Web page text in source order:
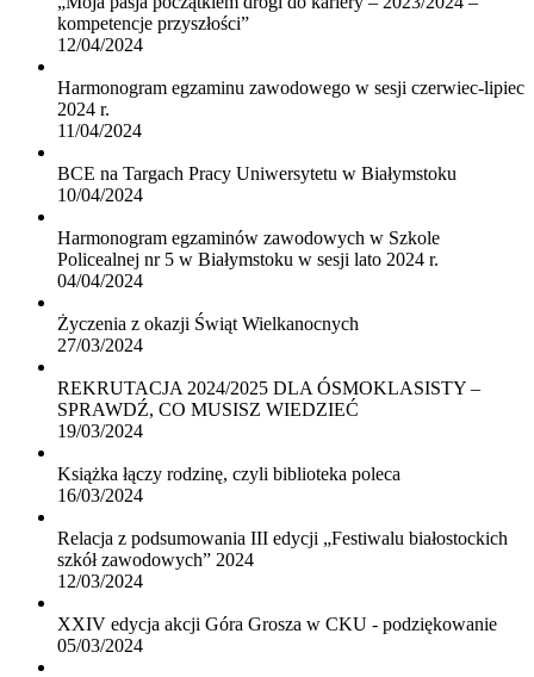
kompetencje przyszłości”
12/04/2024
Harmonogram egzaminu zawodowego w sesji czerwiec-lipiec
2024 r.
11/04/2024
BCE na Targach Pracy Uniwersytetu w Białymstoku
10/04/2024
Harmonogram egzaminów zawodowych w Szkole
Policealnej nr 5 w Białymstoku w sesji lato 2024 r.
04/04/2024
Życzenia z okazji Świąt Wielkanocnych
27/03/2024
REKRUTACJA 2024/2025 DLA ÓSMOKLASISTY –
SPRAWDŹ, CO MUSISZ WIEDZIEĆ
19/03/2024
Książka łączy rodzinę, czyli biblioteka poleca
16/03/2024
Relacja z podsumowania III edycji „Festiwalu białostockich
szkół zawodowych” 2024
12/03/2024
XXIV edycja akcji Góra Grosza w CKU - podziękowanie
05/03/2024